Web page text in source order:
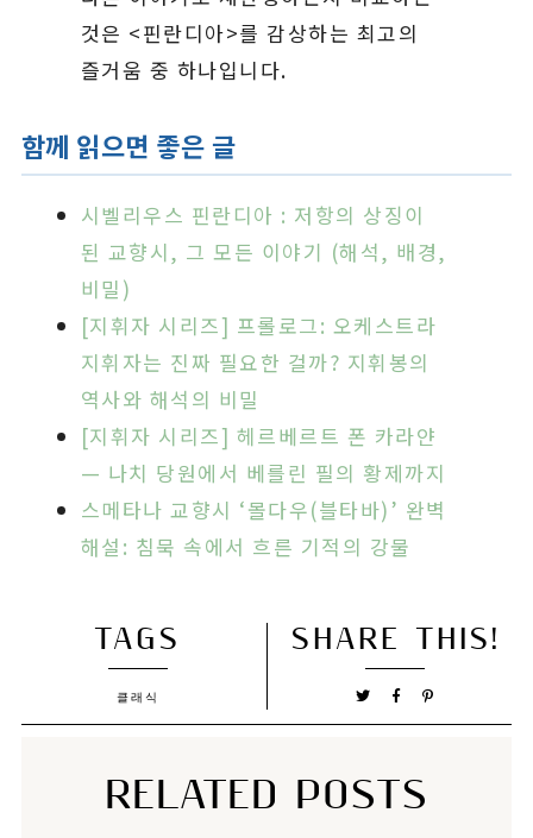
것은 <핀란디아>를 감상하는 최고의
즐거움 중 하나입니다.
함께 읽으면 좋은 글
시벨리우스 핀란디아 : 저항의 상징이
된 교향시, 그 모든 이야기 (해석, 배경,
비밀)
[지휘자 시리즈] 프롤로그: 오케스트라
지휘자는 진짜 필요한 걸까? 지휘봉의
역사와 해석의 비밀
[지휘자 시리즈] 헤르베르트 폰 카라얀
— 나치 당원에서 베를린 필의 황제까지
스메타나 교향시 ‘몰다우(블타바)’ 완벽
해설: 침묵 속에서 흐른 기적의 강물
SHARE THIS!
TAGS
클래식
RELATED POSTS